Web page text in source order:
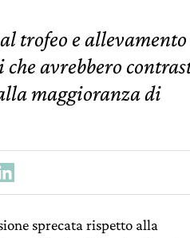
trofeo e
avrebbero
maggioranza di
sprecata rispetto alla